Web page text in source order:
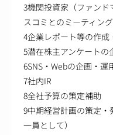
3機関投資家（ファン
スコミとのミーティン
4企業レポート等の作成
5潜在株主アンケートの
6SNS・Webの企画・運
7社内IR
8全社予算の策定補助
9中期経営計画の策定
一員として）